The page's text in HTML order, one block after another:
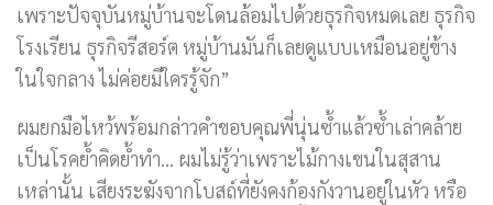
เพราะปัจจุบันหมู่บ้านจะโดนล้อมไปด้วยธุรกิจหมดเลย ธุรกิจ
โรงเรียน ธุรกิจรีสอร์ต หมู่บ้านมันก็เลยดูแบบเหมือนอยู่ข้าง
ในใจกลาง ไม่ค่อยมีใครรู้จัก”
ผมยกมือไหว้พร้อมกล่าวคำขอบคุณพี่นุ่นซ้ำแล้วซ้ำเล่าคล้าย
เป็นโรคย้ำคิดย้ำทำ… ผมไม่รู้ว่าเพราะไม้กางเขนในสุสาน
เหล่านั้น เสียงระฆังจากโบสถ์ที่ยังคงก้องกังวานอยู่ในหัว หรือ